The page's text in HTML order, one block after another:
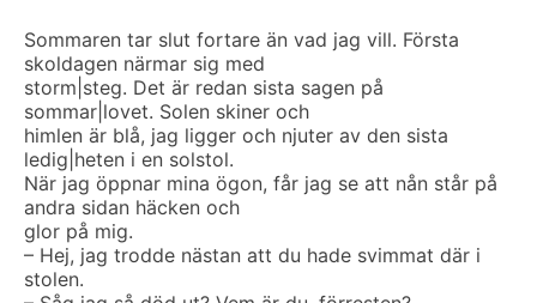
Sommaren tar slut fortare än vad jag vill. Första
skoldagen närmar sig med
storm|steg. Det är redan sista sagen på
sommar|lovet. Solen skiner och
himlen är blå, jag ligger och njuter av den sista
ledig|heten i en solstol.
När jag öppnar mina ögon, får jag se att nån står på
andra sidan häcken och
glor på mig.
– Hej, jag trodde nästan att du hade svimmat där i
stolen.